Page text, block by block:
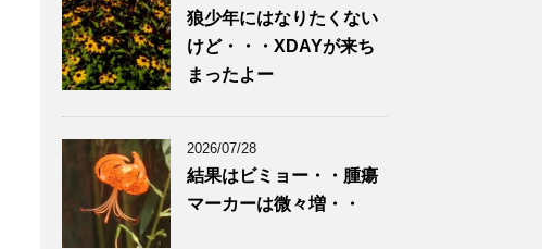
狼少年にはなりたくない
けど・・・XDAYが来ち
まったよー
2026/07/28
結果はビミョー・・腫瘍
マーカーは微々増・・